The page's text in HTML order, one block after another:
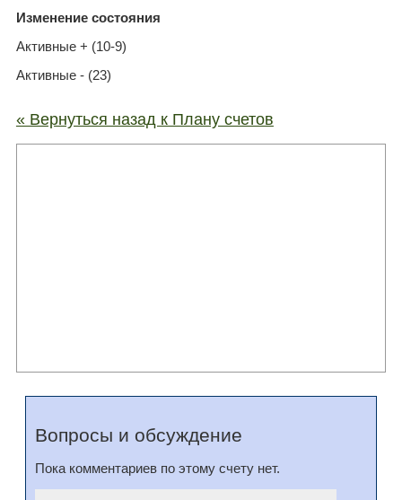
Изменение состояния
Активные + (10-9)
Активные - (23)
« Вернуться назад к Плану счетов
Вопросы и обсуждение
Пока комментариев по этому счету нет.